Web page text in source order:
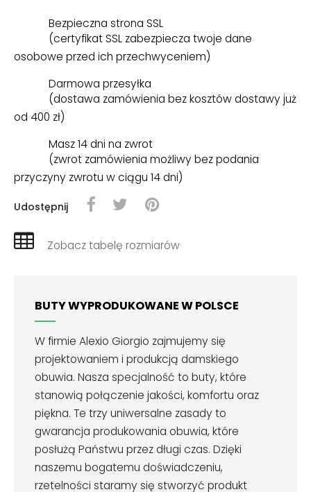
Bezpieczna strona SSL
(certyfikat SSL zabezpiecza twoje dane
osobowe przed ich przechwyceniem)
Darmowa przesyłka
(dostawa zamówienia bez kosztów dostawy już
od 400 zł)
Masz 14 dni na zwrot
(zwrot zamówienia możliwy bez podania
przyczyny zwrotu w ciągu 14 dni)
Udostępnij
Zobacz tabelę rozmiarów
BUTY WYPRODUKOWANE W POLSCE
W firmie Alexio Giorgio zajmujemy się
projektowaniem i produkcją damskiego
obuwia. Nasza specjalność to buty, które
stanowią połączenie jakości, komfortu oraz
piękna. Te trzy uniwersalne zasady to
gwarancja produkowania obuwia, które
posłużą Państwu przez długi czas. Dzięki
naszemu bogatemu doświadczeniu,
rzetelności staramy się stworzyć produkt